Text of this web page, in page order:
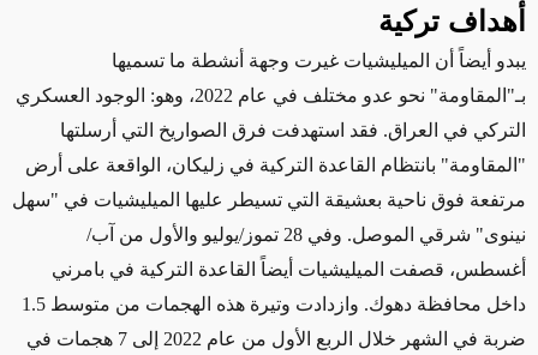
أهداف تركية
يبدو أيضاً أن الميليشيات غيرت وجهة أنشطة ما تسميها
بـ"المقاومة" نحو عدو مختلف في عام
2022، وهو: الوجود العسكري
التركي في العراق. فقد استهدفت فرق الصواريخ التي أرسلتها
"المقاومة" بانتظام القاعدة التركية في زليكان، الواقعة على أرض
مرتفعة فوق ناحية بعشيقة التي تسيطر عليها الميليشيات في "سهل
نينوى" شرقي الموصل. وفي 28 تموز/يوليو والأول من آب/
أغسطس، قصفت الميليشيات أيضاً القاعدة التركية في بامرني
داخل محافظة دهوك. وازدادت وتيرة هذه الهجمات من متوسط 1.5
ضربة في الشهر خلال الربع الأول من عام
2022 إلى 7 هجمات في